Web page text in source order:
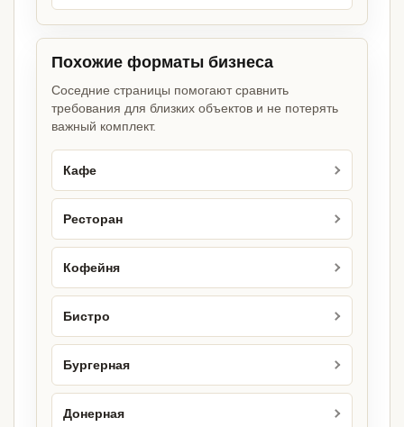
Похожие форматы бизнеса
Соседние страницы помогают сравнить
требования для близких объектов и не потерять
важный комплект.
Кафе
Ресторан
Кофейня
Бистро
Бургерная
Донерная